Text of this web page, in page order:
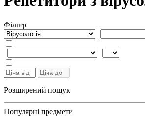
Фiльтр
Розширений пошук
Популярні предмети